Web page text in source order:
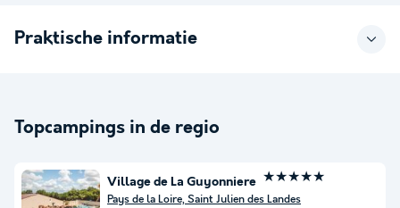
Praktische informatie
Topcampings in de regio
Village de La Guyonniere ★★★★★
Pays de la Loire, Saint Julien des Landes